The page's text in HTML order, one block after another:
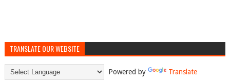
TRANSLATE OUR WEBSITE
Powered by Translate